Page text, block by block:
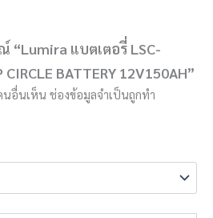
“Lumira แบตเตอรี่ LSC-
CIRCLE BATTERY 12V150AH”
นอื่นเห็น ช่องข้อมูลจำเป็นถูกทำ